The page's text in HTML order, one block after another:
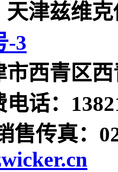
天津兹维
-3
西青区西
话：
售传真：